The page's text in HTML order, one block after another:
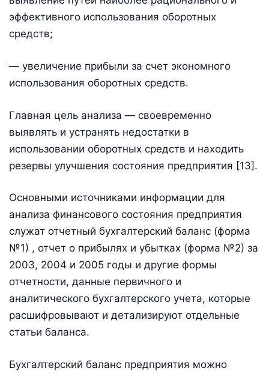
эффективного использования оборотных
средств;
— увеличение прибыли за счет экономного
использования оборотных средств.
Главная цель анализа — своевременно
выявлять и устранять недостатки в
использовании оборотных средств и находить
резервы улучшения состояния предприятия [13].
Основными источниками информации для
анализа финансового состояния предприятия
служат отчетный бухгалтерский баланс (форма
№1) , отчет о прибылях и убытках (форма №2) за
2003, 2004 и 2005 годы и другие формы
отчетности, данные первичного и
аналитического бухгалтерского учета, которые
расшифровывают и детализируют отдельные
статьи баланса.
Бухгалтерский баланс предприятия можно